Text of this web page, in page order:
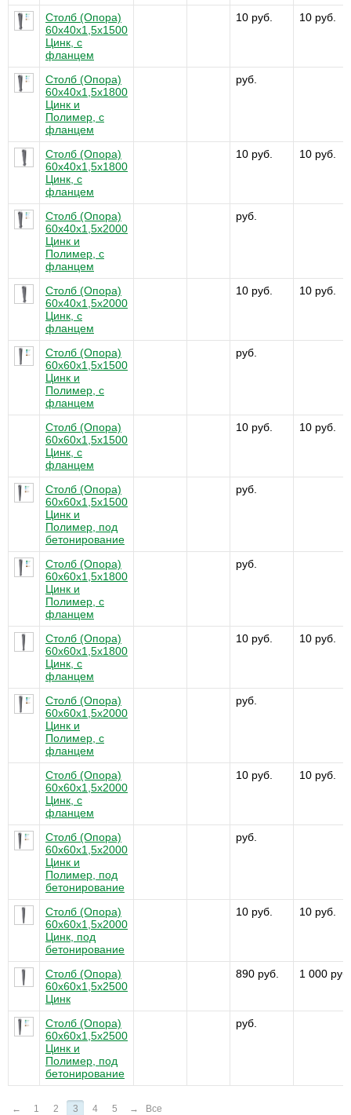
Столб (Опора)
60х40х1,5х1500
Цинк, с
фланцем
10 руб. 10 руб.
Столб (Опора)
60х40х1,5х1800
Цинк и
Полимер, с
фланцем
руб.
Столб (Опора)
60х40х1,5х1800
Цинк, с
фланцем
10 руб. 10 руб.
Столб (Опора)
60х40х1,5х2000
Цинк и
Полимер, с
фланцем
руб.
Столб (Опора)
60х40х1,5х2000
Цинк, с
фланцем
10 руб. 10 руб.
Столб (Опора)
60х60х1,5x1500
Цинк и
Полимер, с
фланцем
руб.
Столб (Опора)
60х60х1,5x1500
Цинк, с
фланцем
10 руб. 10 руб.
Столб (Опора)
60х60х1,5x1500
Цинк и
Полимер, под
бетонирование
руб.
Столб (Опора)
60х60х1,5x1800
Цинк и
Полимер, с
фланцем
руб.
Столб (Опора)
60х60х1,5x1800
Цинк, с
фланцем
10 руб. 10 руб.
Столб (Опора)
60х60х1,5x2000
Цинк и
Полимер, с
фланцем
руб.
Столб (Опора)
60х60х1,5x2000
Цинк, с
фланцем
10 руб. 10 руб.
Столб (Опора)
60х60х1,5x2000
Цинк и
Полимер, под
бетонирование
руб.
Столб (Опора)
60х60х1,5x2000
Цинк, под
бетонирование
10 руб. 10 руб.
Столб (Опора)
60х60х1,5x2500
Цинк
890 руб. 1 000 руб.
Столб (Опора)
60х60х1,5x2500
Цинк и
Полимер, под
бетонирование
руб.
← 1 2 3 4 5 → Все